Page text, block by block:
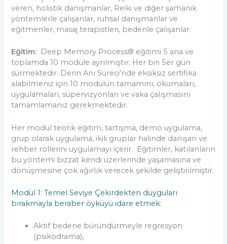
veren, holistik danışmanlar, Reiki ve diğer şamanik
yöntemlerle çalışanlar, ruhsal danışmanlar ve
eğitmenler, masaj terapistleri, bedenle çalışanlar.
Eğitim: Deep Memory Process® eğitimi 5 ana ve
toplamda 10 modüle ayrılmıştır. Her biri 5er gün
sürmektedir. Derin Anı Süreci’nde eksiksiz sertifika
alabilmeniz için 10 modülün tamamını, okumaları,
uygulamaları, süpervizyonları ve vaka çalışmasını
tamamlamanız gerekmektedir.
Her modül teorik eğitim, tartışma, demo uygulama,
grup olarak uygulama, ikili gruplar halinde danışan ve
rehber rollerini uygulamayı içerir. Eğitimler, katılanların
bu yöntemi bizzat kendi üzerlerinde yaşamasına ve
dönüşmesine çok ağırlık verecek şekilde geliştirilmiştir.
Modül 1: Temel Seviye Çekirdekten duyguları
bırakmayla beraber öyküyü idare etmek:
Aktif bedene büründürmeyle regresyon
(psikodrama),